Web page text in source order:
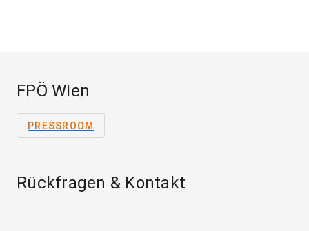
FPÖ Wien
PRESSROOM
Rückfragen & Kontakt